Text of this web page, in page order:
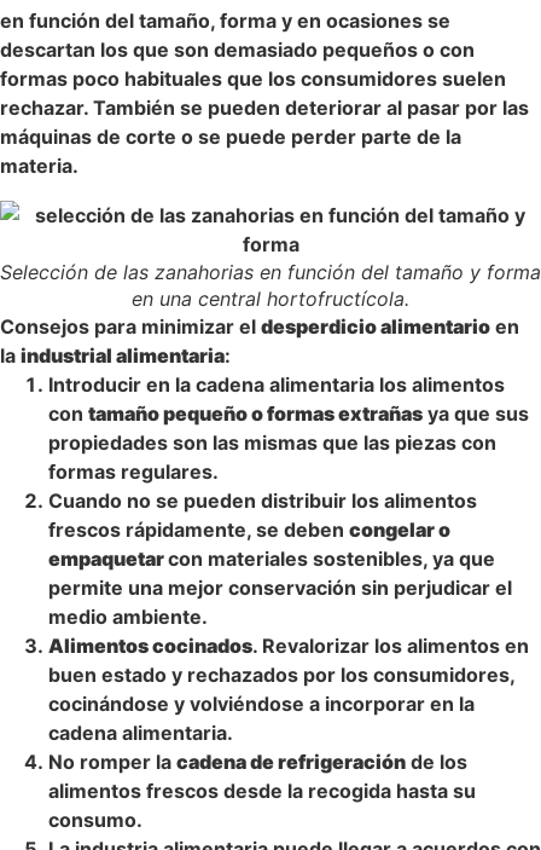
en función del tamaño, forma y en ocasiones se
descartan los que son demasiado pequeños o con
formas poco habituales que los consumidores suelen
rechazar. También se pueden deteriorar al pasar por las
máquinas de corte o se puede perder parte de la
materia.
Selección de las zanahorias en función del tamaño y forma
en una central hortofructícola.
Consejos para minimizar el desperdicio alimentario en
la industrial alimentaria:
Introducir en la cadena alimentaria los alimentos
con tamaño pequeño o formas extrañas ya que sus
propiedades son las mismas que las piezas con
formas regulares.
Cuando no se pueden distribuir los alimentos
frescos rápidamente, se deben congelar o
empaquetarcon materiales sostenibles, ya que
permite una mejor conservación sin perjudicar el
medio ambiente.
Alimentos cocinados. Revalorizar los alimentos en
buen estado y rechazados por los consumidores,
cocinándose y volviéndose a incorporar en la
cadena alimentaria.
No romper la cadena de refrigeración de los
alimentos frescos desde la recogida hasta su
consumo.